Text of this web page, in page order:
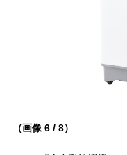
（画像 6 / 8）